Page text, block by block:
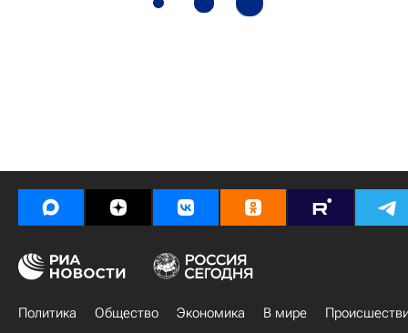
Политика Общество Экономика В мире